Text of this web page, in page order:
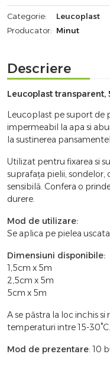
Categorie:
Leucoplast
Producator: Minut
Descriere
Leucoplast transparent,
Leucoplast pe suport de
impermeabil la apa si
la sustinerea
Utilizat pentru fixarea si
suprafaţa pielii,
sensibilă. Confera o
durere.
Mod de utilizare:
Se aplica pe pielea
Dimensiuni disponibile:
1,5cm x 5m
2,5cm x 5m
5cm x 5m
A se păstra la loc inchis
temperaturi intre 15-30°C.
Mod de prezentare: 10